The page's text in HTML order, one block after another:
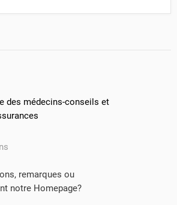
des médecins-conseils et
remarques ou
notre Homepage?